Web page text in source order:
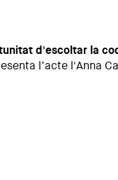
d'escoltar la
l’acte l'Anna